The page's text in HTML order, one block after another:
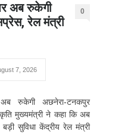
अब रुकेगी
रेल मंत्री
0
7, 2026
रुकेगी अछनेरा-टनकपुर
मुख्यमंत्री ने कहा कि अब
सुविधा केंद्रीय रेल मंत्री